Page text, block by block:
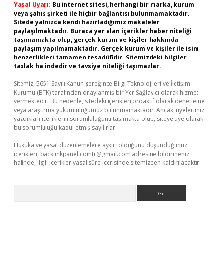
Yasal Uyarı: Bu internet sitesi, herhangi bir marka, kurum
veya şahıs şirketi ile hiçbir bağlantısı bulunmamaktadır.
Sitede yalnızca kendi hazırladığımız makaleler
paylaşılmaktadır. Burada yer alan içerikler haber niteliği
taşımamakta olup, gerçek kurum ve kişiler hakkında
paylaşım yapılmamaktadır. Gerçek kurum ve kişiler ile isim
benzerlikleri tamamen tesadüfidir. Sitemizdeki bilgiler
taslak halindedir ve tavsiye niteliği taşımazlar.
Sitemiz, 5651 Sayılı Kanun gereğince Bilgi Teknolojileri ve İletişim
Kurumu (BTK) tarafından onaylanmış bir Yer Sağlayıcı olarak hizmet
vermektedir. Bu nedenle, sitedeki içerikleri proaktif olarak denetleme
veya araştırma yükümlülüğümüz bulunmamaktadır. Ancak, üyelerimiz
yazdıkları içeriklerin sorumluluğunu taşımakta olup, siteye üye olarak
bu sorumluluğu kabul etmiş sayılırlar.
Hukuka ve yasal düzenlemelere aykırı olduğunu düşündüğünüz
içerikleri, backlinkpanelicomtr@gmail.com adresine bildirmeniz
halinde, ilgili içerikler yasal süre içerisinde sitemizden kaldırılacaktır.